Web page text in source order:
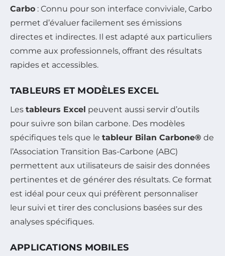
Carbo : Connu pour son interface conviviale, Carbo
permet d’évaluer facilement ses émissions
directes et indirectes. Il est adapté aux particuliers
comme aux professionnels, offrant des résultats
rapides et accessibles.
TABLEURS ET MODÈLES EXCEL
Les tableurs Excel peuvent aussi servir d’outils
pour suivre son bilan carbone. Des modèles
spécifiques tels que le tableur Bilan Carbone® de
l’Association Transition Bas-Carbone (ABC)
permettent aux utilisateurs de saisir des données
pertinentes et de générer des résultats. Ce format
est idéal pour ceux qui préfèrent personnaliser
leur suivi et tirer des conclusions basées sur des
analyses spécifiques.
APPLICATIONS MOBILES